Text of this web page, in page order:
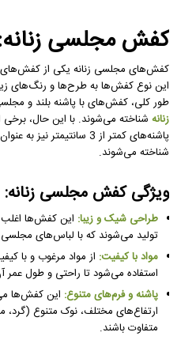
کفش مجلسی
کفش‌های مجلسی زنانه یکی از کفش‌های
این نوع کفش‌ها به طرح‌ها و رنگ‌های
طور کلی، کفش‌های با پاشنه بلند و
زنانه شناخته می‌شوند. با این حال،
پاشنه‌های کمتر از 3
شناخته می‌شوند.
ویژگی کفش مجلسی زنانه:
طراحی شیک و زیبا: این کفش‌ها
تولید می‌شوند که با لباس‌های
مواد با کیفیت: از مواد مرغوب و با
استفاده می‌شود تا راحتی و طول عمر
پاشنه و فرم‌های متنوع: این کفش‌ها
ارتفاع‌های مختلف، نوک متنوع
متفاوت باشند.